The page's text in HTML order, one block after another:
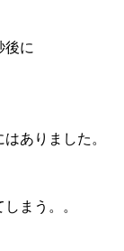
後に
ありました。
まう。。